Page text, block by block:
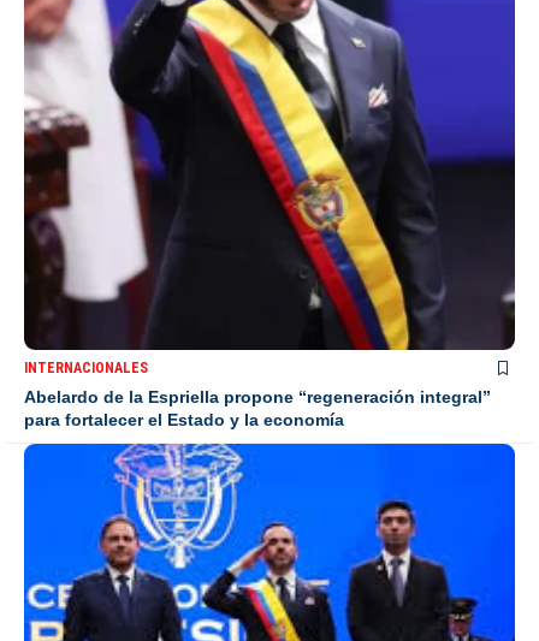
INTERNACIONALES
Abelardo de la Espriella propone “regeneración integral”
para fortalecer el Estado y la economía